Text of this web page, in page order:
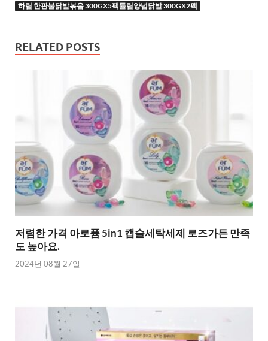
하림 한판불닭발볶음 300GX5팩튤립양념닭발 300GX2팩
RELATED POSTS
저렴한 가격 아로퓸 5in1 캡슐세탁세제 로즈가든 만족
도 높아요.
2024년 08월 27일